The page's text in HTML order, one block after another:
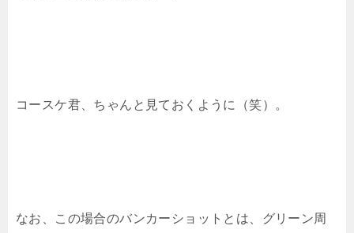
コースケ君、ちゃんと見ておくように（笑）。
なお、この場合のバンカーショットとは、グリーン周